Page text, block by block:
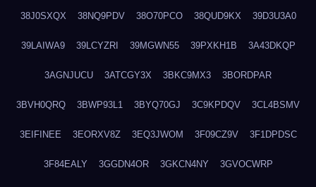
38J0SXQX 38NQ9PDV 38O70PCO 38QUD9KX 39D3U3A0
39LAIWA9 39LCYZRI 39MGWN55 39PXKH1B 3A43DKQP
3AGNJUCU 3ATCGY3X 3BKC9MX3 3BORDPAR
3BVH0QRQ 3BWP93L1 3BYQ70GJ 3C9KPDQV 3CL4BSMV
3EIFINEE 3EORXV8Z 3EQ3JWOM 3F09CZ9V 3F1DPDSC
3F84EALY 3GGDN4OR 3GKCN4NY 3GVOCWRP